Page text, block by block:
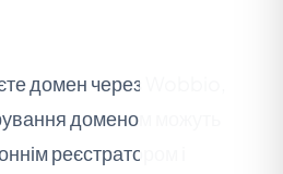
домен через Wobbio,
доменом можуть
реєстратором і